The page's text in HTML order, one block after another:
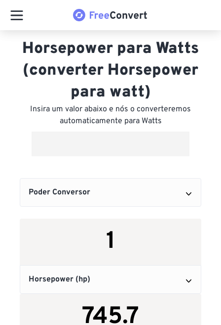
Horsepower para Watts
(converter Horsepower
para watt)
Insira um valor abaixo e nós o converteremos
automaticamente para Watts